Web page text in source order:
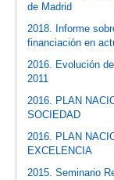
de Madrid
2018. Informe
financiación en
2016. Evolución
2011
2016. PLAN
SOCIEDAD
2016. PLAN
EXCELENCIA
2015. Seminario